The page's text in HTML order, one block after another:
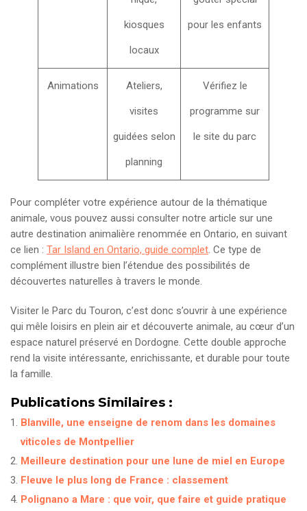
kiosques
locaux
pour les enfants
Animations Ateliers,
visites
guidées selon
planning
Vérifiez le
programme sur
le site du parc
Pour compléter votre expérience autour de la thématique
animale, vous pouvez aussi consulter notre article sur une
autre destination animalière renommée en Ontario, en suivant
ce lien : Tar Island en Ontario, guide complet. Ce type de
complément illustre bien l’étendue des possibilités de
découvertes naturelles à travers le monde.
Visiter le Parc du Touron, c’est donc s’ouvrir à une expérience
qui mêle loisirs en plein air et découverte animale, au cœur d’un
espace naturel préservé en Dordogne. Cette double approche
rend la visite intéressante, enrichissante, et durable pour toute
la famille.
Publications Similaires :
Blanville, une enseigne de renom dans les domaines
viticoles de Montpellier
Meilleure destination pour une lune de miel en Europe
Fleuve le plus long de France : classement
Polignano a Mare : que voir, que faire et guide pratique